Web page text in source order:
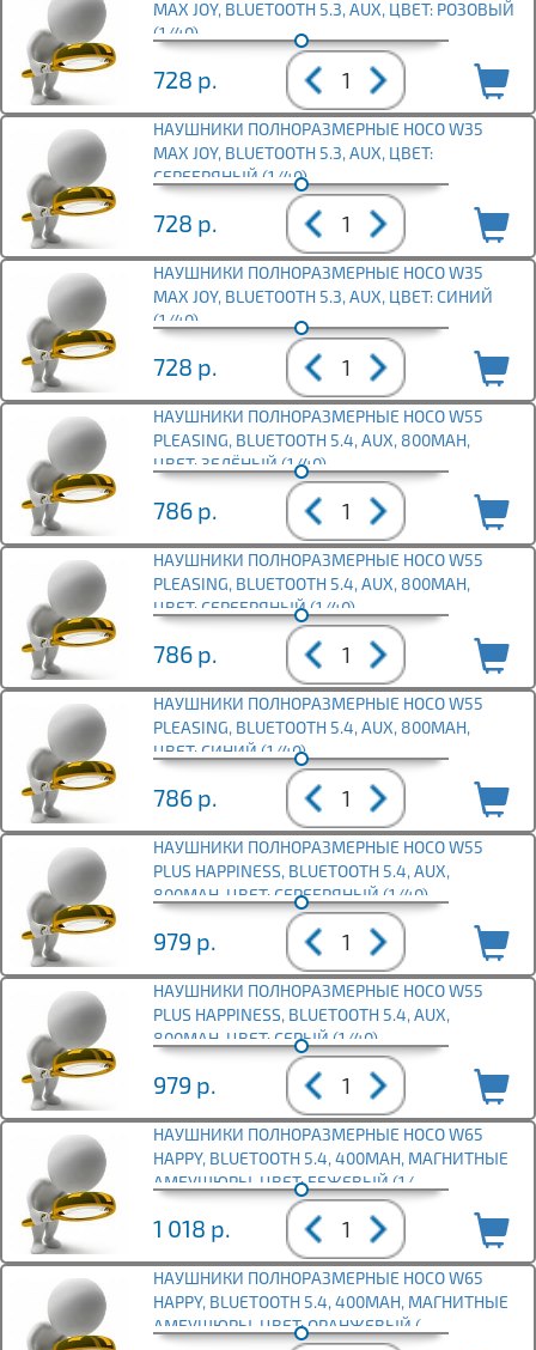
MAX JOY, BLUETOOTH 5.3, AUX, ЦВЕТ: РОЗОВЫЙ
(1/40)
728 р.
НАУШНИКИ ПОЛНОРАЗМЕРНЫЕ HOCO W35
MAX JOY, BLUETOOTH 5.3, AUX, ЦВЕТ:
СЕРЕБРЯНЫЙ (1/40)
728 р.
НАУШНИКИ ПОЛНОРАЗМЕРНЫЕ HOCO W35
MAX JOY, BLUETOOTH 5.3, AUX, ЦВЕТ: СИНИЙ
(1/40)
728 р.
НАУШНИКИ ПОЛНОРАЗМЕРНЫЕ HOCO W55
PLEASING, BLUETOOTH 5.4, AUX, 800MAH,
ЦВЕТ: ЗЕЛЁНЫЙ (1/40)
786 р.
НАУШНИКИ ПОЛНОРАЗМЕРНЫЕ HOCO W55
PLEASING, BLUETOOTH 5.4, AUX, 800MAH,
ЦВЕТ: СЕРЕБРЯНЫЙ (1/40)
786 р.
НАУШНИКИ ПОЛНОРАЗМЕРНЫЕ HOCO W55
PLEASING, BLUETOOTH 5.4, AUX, 800MAH,
ЦВЕТ: СИНИЙ (1/40)
786 р.
НАУШНИКИ ПОЛНОРАЗМЕРНЫЕ HOCO W55
PLUS HAPPINESS, BLUETOOTH 5.4, AUX,
800MAH, ЦВЕТ: СЕРЕБРЯНЫЙ (1/40)
979 р.
НАУШНИКИ ПОЛНОРАЗМЕРНЫЕ HOCO W55
PLUS HAPPINESS, BLUETOOTH 5.4, AUX,
800MAH, ЦВЕТ: СЕРЫЙ (1/40)
979 р.
НАУШНИКИ ПОЛНОРАЗМЕРНЫЕ HOCO W65
HAPPY, BLUETOOTH 5.4, 400MAH, МАГНИТНЫЕ
АМБУШЮРЫ, ЦВЕТ: БЕЖЕВЫЙ (1/
1 018 р.
НАУШНИКИ ПОЛНОРАЗМЕРНЫЕ HOCO W65
HAPPY, BLUETOOTH 5.4, 400MAH, МАГНИТНЫЕ
АМБУШЮРЫ, ЦВЕТ: ОРАНЖЕВЫЙ (